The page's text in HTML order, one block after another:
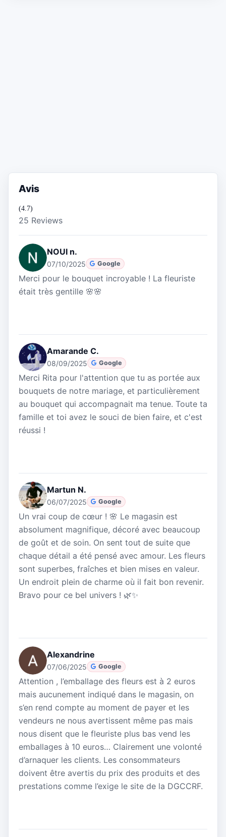
Avis
(4.7)
25 Reviews
NOUI n.
07/10/2025 Google
Merci pour le bouquet incroyable ! La fleuriste
était très gentille 🌸🌸
Amarande C.
08/09/2025 Google
Merci Rita pour l'attention que tu as portée aux
bouquets de notre mariage, et particulièrement
au bouquet qui accompagnait ma tenue. Toute ta
famille et toi avez le souci de bien faire, et c'est
réussi !
Martun N.
06/07/2025 Google
Un vrai coup de cœur ! 🌸 Le magasin est
absolument magnifique, décoré avec beaucoup
de goût et de soin. On sent tout de suite que
chaque détail a été pensé avec amour. Les fleurs
sont superbes, fraîches et bien mises en valeur.
Un endroit plein de charme où il fait bon revenir.
Bravo pour ce bel univers ! 🌿✨
Alexandrine
07/06/2025 Google
Attention , l’emballage des fleurs est à 2 euros
mais aucunement indiqué dans le magasin, on
s’en rend compte au moment de payer et les
vendeurs ne nous avertissent même pas mais
nous disent que le fleuriste plus bas vend les
emballages à 10 euros… Clairement une volonté
d’arnaquer les clients. Les consommateurs
doivent être avertis du prix des produits et des
prestations comme l’exige le site de la DGCCRF.